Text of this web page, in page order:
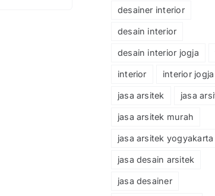
desainer interior
desain interior
desain interior jogja
interior interior jogja
jasa arsitek jasa
jasa arsitek murah
jasa arsitek yogyakarta
jasa desain arsitek
jasa desainer